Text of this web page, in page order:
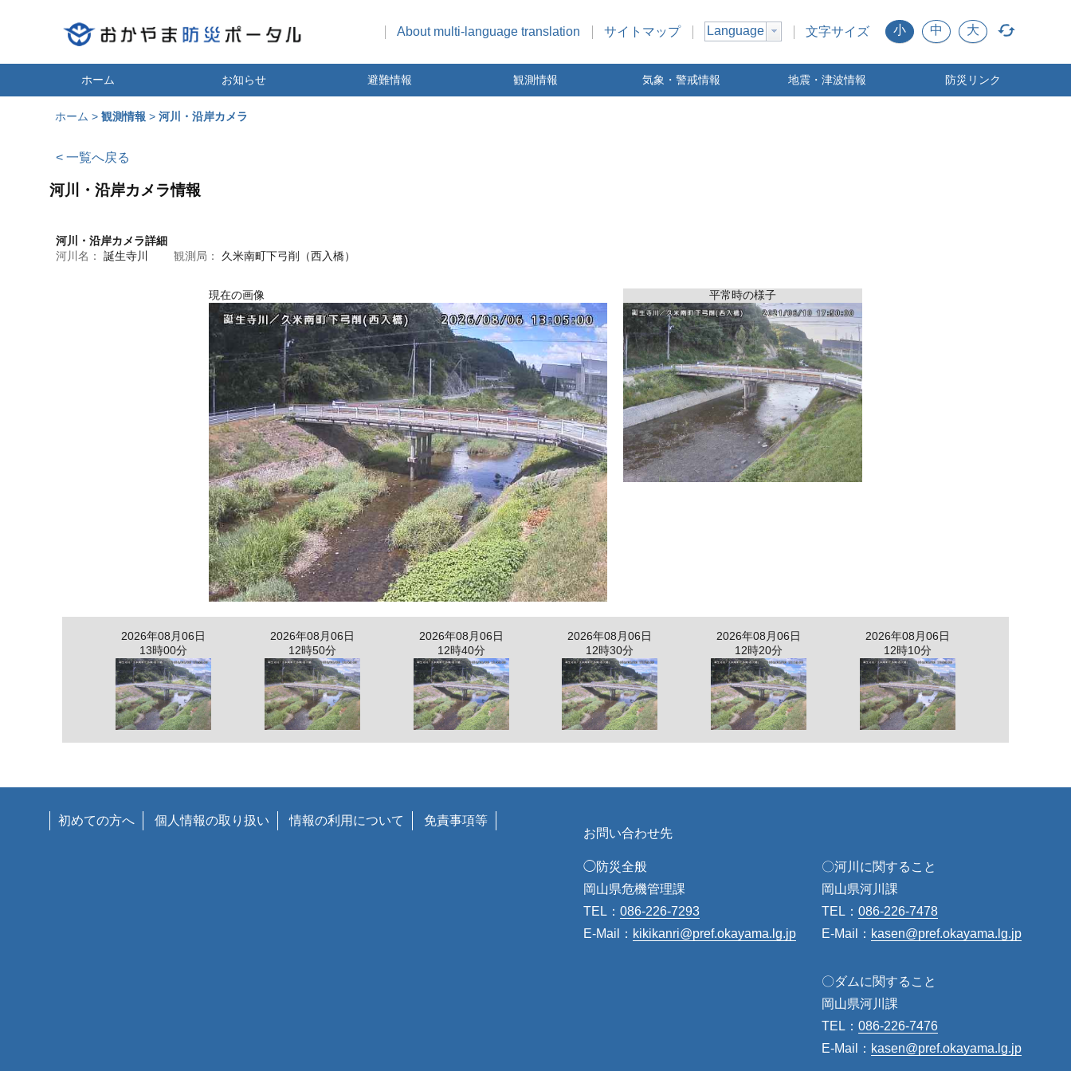
About multi-language translation サイトマップ Language 文字サイズ 小 中 大
ホーム お知らせ 避難情報 観測情報 気象・警戒情報 地震・津波情報 防災リンク
ホーム > 観測情報 > 河川・沿岸カメラ
< 一覧へ戻る
河川・沿岸カメラ情報
河川・沿岸カメラ詳細
河川名：
誕生寺川 観測局： 久米南町下弓削（西入橋）
現在の画像 平常時の様子
2026年08月06日
13時00分
2026年08月06日
12時50分
2026年08月06日
12時40分
2026年08月06日
12時30分
2026年08月06日
12時20分
2026年08月06日
12時10分
初めての方へ 個人情報の取り扱い 情報の利用について
免責事項等
お問い合わせ先
◯防災全般
岡山県危機管理課
TEL： 086-226-7293
E-Mail： kikikanri@pref.okayama.lg.jp
〇河川に関すること
岡山県河川課
TEL： 086-226-7478
E-Mail： kasen@pref.okayama.lg.jp
〇ダムに関すること
岡山県河川課
TEL： 086-226-7476
E-Mail： kasen@pref.okayama.lg.jp